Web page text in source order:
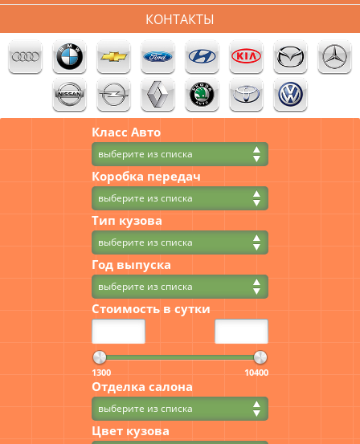
КОНТАКТЫ
Класс Авто
выберите из списка
Коробка передач
выберите из списка
Тип кузова
выберите из списка
Год выпуска
выберите из списка
Стоимость в сутки
1300 10400
Отделка салона
выберите из списка
Цвет кузова